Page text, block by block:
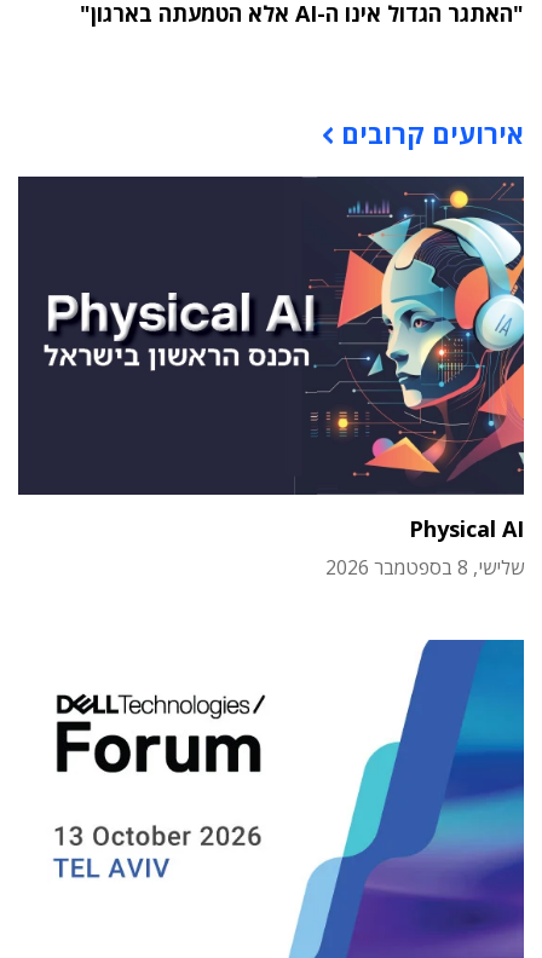
"האתגר הגדול אינו ה-AI אלא הטמעתה בארגון"
אירועים קרובים
Physical AI
שלישי, 8 בספטמבר 2026